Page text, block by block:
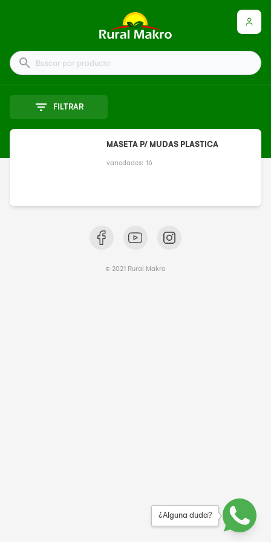
Buscar por producto
FILTRAR
MASETA P/ MUDAS PLASTICA
variedades: 16
© 2021 Rural Makro
¿Alguna duda?